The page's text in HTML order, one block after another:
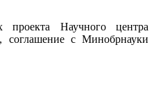
Научного центра
соглашение с Минобрнауки